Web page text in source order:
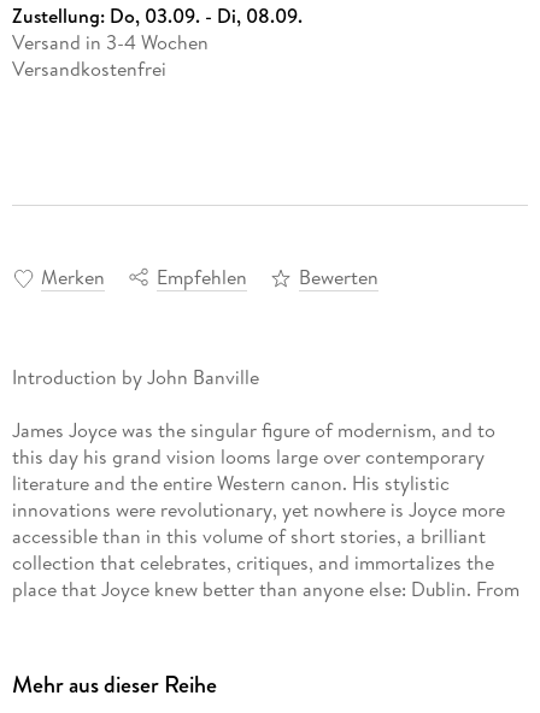
Zustellung: Do, 03.09. - Di, 08.09.
Versand in 3-4 Wochen
Versandkostenfrei
Merken Empfehlen Bewerten
Introduction by John Banville
James Joyce was the singular figure of modernism, and to
this day his grand vision looms large over contemporary
literature and the entire Western canon. His stylistic
innovations were revolutionary, yet nowhere is Joyce more
accessible than in this volume of short stories, a brilliant
collection that celebrates, critiques, and immortalizes the
place that Joyce knew better than anyone else: Dublin. From
stories of all time, Dubliners is a vivid portrait of the city in
Mehr aus dieser Reihe